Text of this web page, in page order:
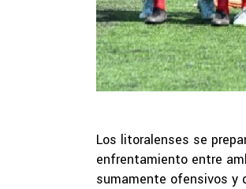
Los litoralenses se
enfrentamiento entre
sumamente ofensivos y